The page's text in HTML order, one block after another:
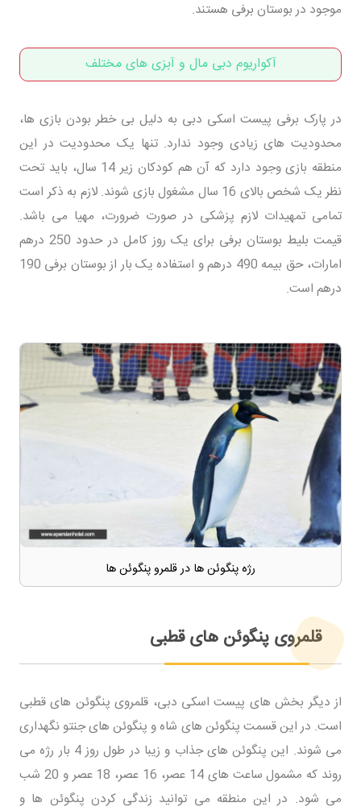
موجود در بوستان برفی هستند.
آکواریوم دبی مال و آبزی های مختلف
در پارک برفی پیست اسکی دبی به دلیل بی خطر بودن بازی ها،
محدودیت های زیادی وجود ندارد. تنها یک محدودیت در این
منطقه بازی وجود دارد که آن هم کودکان زیر 14 سال، باید تحت
نظر یک شخص بالای 16 سال مشغول بازی شوند. لازم به ذکر است
تمامی تمهیدات لازم پزشکی در صورت ضرورت، مهیا می باشد.
قیمت بلیط بوستان برفی برای یک روز کامل در حدود 250 درهم
امارات، حق بیمه 490 درهم و استفاده یک بار از بوستان برفی 190
درهم است.
رژه پنگوئن ها در قلمرو پنگوئن ها
قلمروی پنگوئن های قطبی
از دیگر بخش های پیست اسکی دبی، قلمروی پنگوئن های قطبی
است. در این قسمت پنگوئن های شاه و پنگوئن های جنتو نگهداری
می شوند. این پنگوئن های جذاب و زیبا در طول روز 4 بار رژه می
روند که مشمول ساعت های 14 عصر، 16 عصر، 18 عصر و 20 شب
می شود. در این منطقه می توانید زندگی کردن پنگوئن ها و